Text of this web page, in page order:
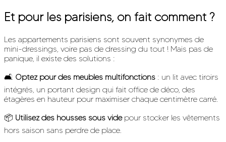
Et pour les parisiens, on fait comment ?
Les appartements parisiens sont souvent synonymes de
mini-dressings, voire pas de dressing du tout ! Mais pas de
panique, il existe des solutions :
🛋 Optez pour des meubles multifonctions : un lit avec tiroirs
intégrés, un portant design qui fait office de déco, des
étagères en hauteur pour maximiser chaque centimètre carré.
📦 Utilisez des housses sous videpour stocker les vêtements
hors saison sans perdre de place.